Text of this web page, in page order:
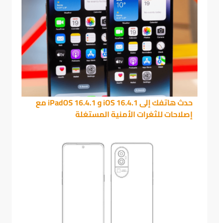
حدث هاتفك إلى iOS 16.4.1 و iPadOS 16.4.1 مع
إصلاحات للثغرات الأمنية المستغلة